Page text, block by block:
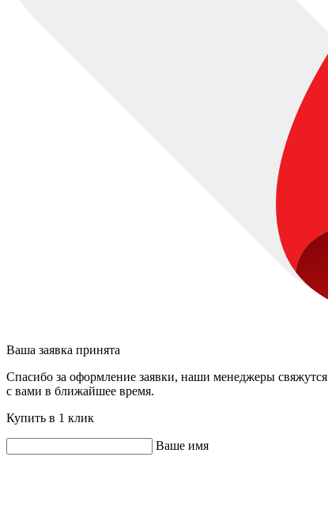
Ваша заявка принята
Спасибо за оформление заявки, наши менеджеры свяжутся
с вами в ближайшее время.
Купить в 1 клик
Ваше имя